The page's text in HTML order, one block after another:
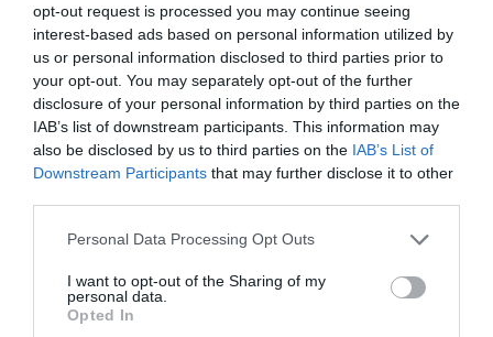
opt-out request is processed you may continue seeing
interest-based ads based on personal information utilized by
us or personal information disclosed to third parties prior to
your opt-out. You may separately opt-out of the further
disclosure of your personal information by third parties on the
IAB’s list of downstream participants. This information may
also be disclosed by us to third parties on the IAB’s List of
Downstream Participants that may further disclose it to other
Please note that this website/app uses one or more Google
not limited to your visit or usage behaviour. You may click to
grant or deny consent to Google and its third-party tags to
use your data for below specified purposes in below Google
Personal Data Processing Opt Outs
I want to opt-out of the Sharing of my
personal data.
Opted In
07.08.2026 | 22:02
Νέα ρωσικά πλήγματα σε πλοία και
λιμενικές εγκαταστάσεις της
Ουκρανίας – Δύο νεκροί στην Κριμαία
07.08.2026
Ο Γιάννης Αλαφούζος
Ζούλα από τον ΣΚΑΪ – Ο λόγος
της απομάκρυνσής του
07.08.2026